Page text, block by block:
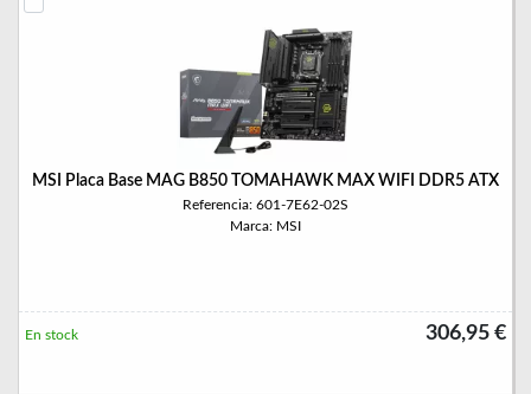
MSI Placa Base MAG B850 TOMAHAWK MAX WIFI DDR5 ATX
Referencia: 601-7E62-02S
Marca: MSI
306,95 €
En stock